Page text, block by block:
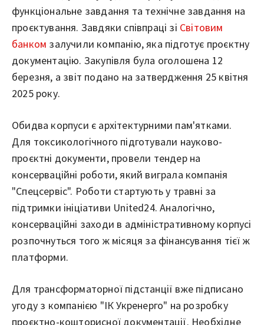
функціональне завдання та технічне завдання на
проєктування. Завдяки співпраці зі Світовим
банком залучили компанію, яка підготує проєктну
документацію. Закупівля була оголошена 12
березня, а звіт подано на затвердження 25 квітня
2025 року.
Обидва корпуси є архітектурними пам'ятками.
Для токсикологічного підготували науково-
проєктні документи, провели тендер на
консерваційні роботи, який виграла компанія
"Спецсервіс". Роботи стартують у травні за
підтримки ініціативи United24. Аналогічно,
консерваційні заходи в адміністративному корпусі
розпочнуться того ж місяця за фінансування тієї ж
платформи.
Для трансформаторної підстанції вже підписано
угоду з компанією "ІК Укренерго" на розробку
проєктно-кошторисної документації. Необхідне